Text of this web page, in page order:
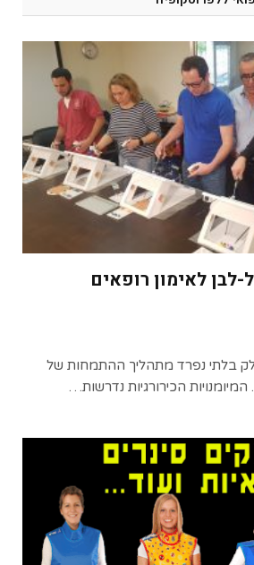
לבן לאימון רופאים
בלתי נפרד מתהליך ההתמחות של
הכירורגיות נדרשות…